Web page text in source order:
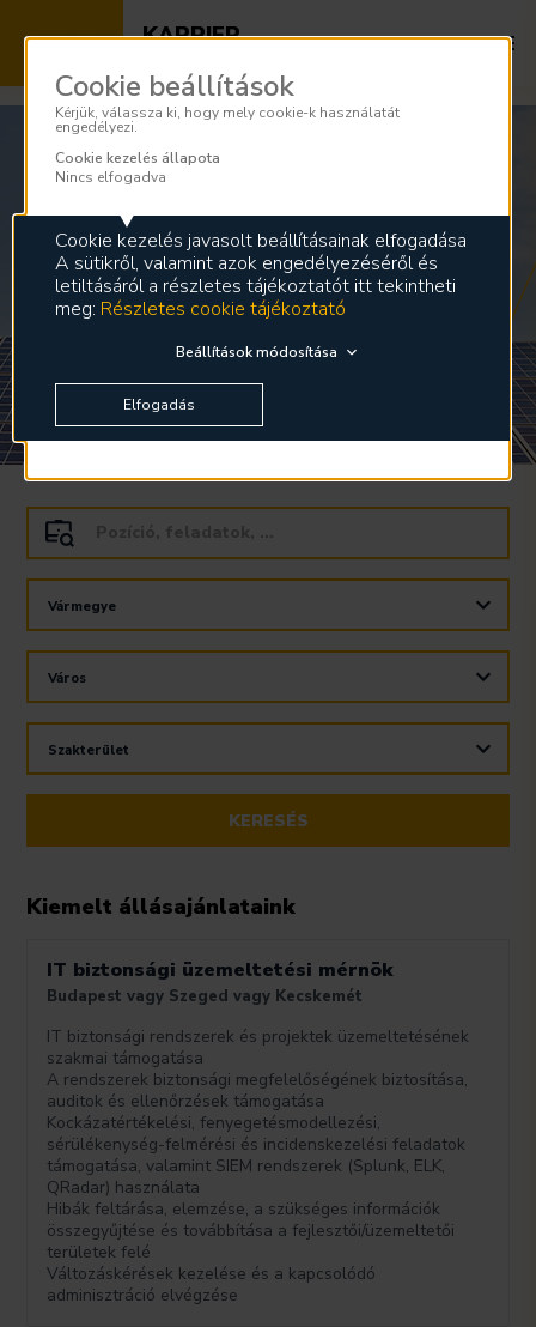
KARRIER
A TE ENERGIÁDAT KERESSÜK
Szövegbevitel
hatására
frissülni
fog
pozíciók
listája.
A
jelölőnégyzetek
kapcsolásakor
frissülni
pozíciók
listája.
Vármegye
A
jelölőnégyzetek
kapcsolásakor
frissülni
pozíciók
listája.
Város
A
jelölőnégyzetek
kapcsolásakor
frissülni
pozíciók
Szakterület
KERESÉS
Kiemelt állásajánlataink
IT biztonsági üzemeltetési mérnök
Budapest vagy Szeged vagy Kecskemét
IT biztonsági rendszerek és projektek üzemeltetésének
szakmai támogatása
A rendszerek biztonsági megfelelőségének biztosítása,
auditok és ellenőrzések támogatása
Kockázatértékelési, fenyegetésmodellezési,
sérülékenység-felmérési és incidenskezelési feladatok
támogatása, valamint SIEM rendszerek (Splunk, ELK,
QRadar) használata
Hibák feltárása, elemzése, a szükséges információk
összegyűjtése és továbbítása a fejlesztői/üzemeltetői
területek felé
Változáskérések kezelése és a kapcsolódó
adminisztráció elvégzése
Cookie beállítások
Kérjük, válassza ki, hogy mely cookie-k használatát
engedélyezi.
Cookie kezelés állapota
Nincs elfogadva
Cookie kezelés javasolt beállításainak elfogadása
A sütikről, valamint azok engedélyezéséről és
letiltásáról a részletes tájékoztatót itt tekintheti
meg: Részletes cookie tájékoztató
Beállítások módosítása
Elfogadás